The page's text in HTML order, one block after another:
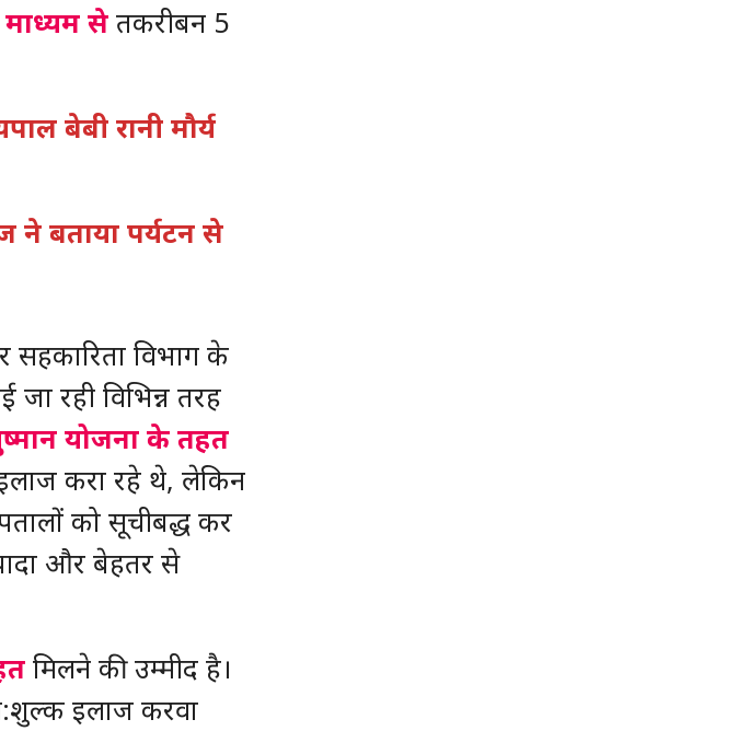
माध्यम सेतकरीबन 5
बेबी रानी मौर्य
ने बताया पर्यटन से
सहकारिता विभाग के
जा रही विभिन्न तरह
योजना के तहत
करा रहे थे, लेकिन
को सूचीबद्ध कर
और बेहतर से
मिलने की उम्मीद है।
इलाज करवा